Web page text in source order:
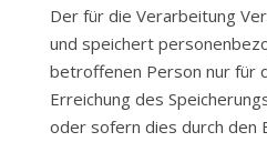
Der für die Verarbeitung
und speichert
betroffenen Person nur für
Erreichung des
oder sofern dies durch den